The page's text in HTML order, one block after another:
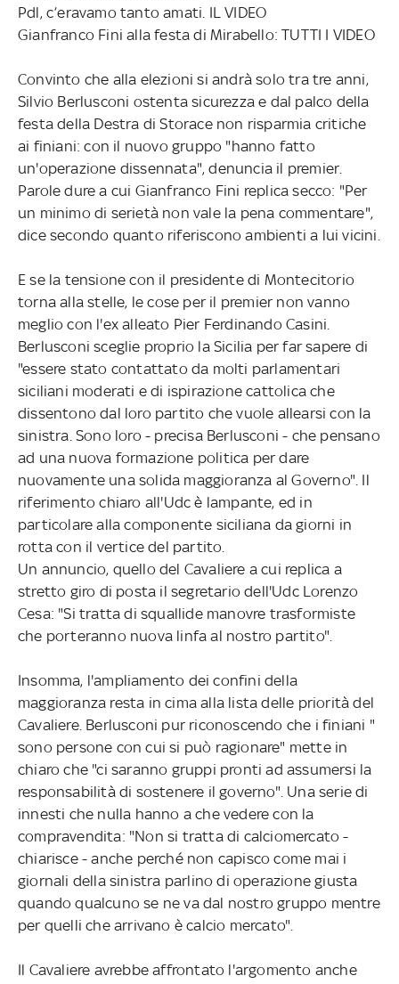
Pdl, c’eravamo tanto amati. IL VIDEO
Gianfranco Fini alla festa di Mirabello: TUTTI I VIDEO
Convinto che alla elezioni si andrà solo tra tre anni,
Silvio Berlusconi ostenta sicurezza e dal palco della
festa della Destra di Storace non risparmia critiche
ai finiani: con il nuovo gruppo "hanno fatto
un'operazione dissennata", denuncia il premier.
Parole dure a cui Gianfranco Fini replica secco: "Per
un minimo di serietà non vale la pena commentare",
dice secondo quanto riferiscono ambienti a lui vicini.
E se la tensione con il presidente di Montecitorio
torna alla stelle, le cose per il premier non vanno
meglio con l'ex alleato Pier Ferdinando Casini.
Berlusconi sceglie proprio la Sicilia per far sapere di
"essere stato contattato da molti parlamentari
siciliani moderati e di ispirazione cattolica che
dissentono dal loro partito che vuole allearsi con la
sinistra. Sono loro - precisa Berlusconi - che pensano
ad una nuova formazione politica per dare
nuovamente una solida maggioranza al Governo". Il
riferimento chiaro all'Udc è lampante, ed in
particolare alla componente siciliana da giorni in
rotta con il vertice del partito.
Un annuncio, quello del Cavaliere a cui replica a
stretto giro di posta il segretario dell'Udc Lorenzo
Cesa: "Si tratta di squallide manovre trasformiste
che porteranno nuova linfa al nostro partito".
Insomma, l'ampliamento dei confini della
maggioranza resta in cima alla lista delle priorità del
Cavaliere. Berlusconi pur riconoscendo che i finiani "
sono persone con cui si può ragionare" mette in
chiaro che "ci saranno gruppi pronti ad assumersi la
responsabilità di sostenere il governo". Una serie di
innesti che nulla hanno a che vedere con la
compravendita: "Non si tratta di calciomercato -
chiarisce - anche perché non capisco come mai i
giornali della sinistra parlino di operazione giusta
quando qualcuno se ne va dal nostro gruppo mentre
per quelli che arrivano è calcio mercato".
Il Cavaliere avrebbe affrontato l'argomento anche